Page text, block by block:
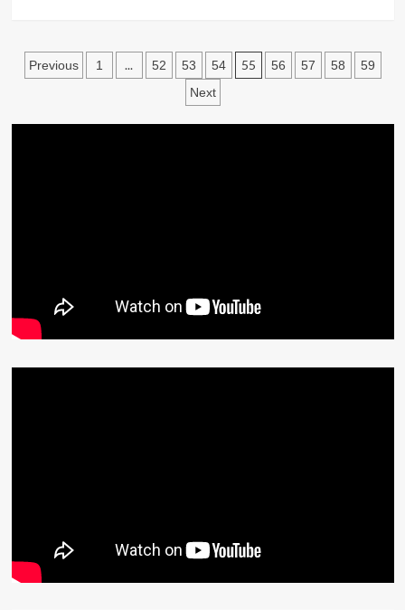
文
分
Previous 1 ... 52 53 54 55 56 57 58
59
Next